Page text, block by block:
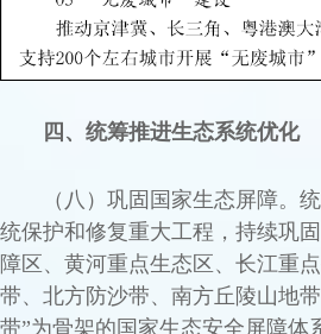
四、统筹推进生态系统优化
（八）巩固国家生态屏障。
统保护和修复重大工程，持续巩
障区、黄河重点生态区、长江重
带、北方防沙带、南方丘陵山地
带”为骨架的国家生态安全屏障体